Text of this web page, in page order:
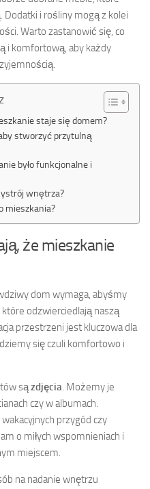
Dodatki i rośliny mogą z kolei
Warto zastanowić się, co
i komfortową, aby każdy
staje się domem?
stworzyć przytulną
było funkcjonalne i
wnętrza?
mieszkania?
że mieszkanie
dom wymaga, abyśmy
odzwierciedlają naszą
przestrzeni jest kluczowa dla
się czuli komfortowo i
sązdjęcia. Możemy je
czy w albumach.
przygód czy
o miłych wspomnieniach i
miejscem.
na nadanie wnętrzu